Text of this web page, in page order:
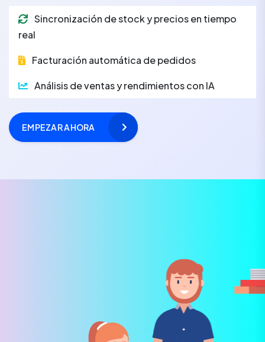
Sincronización de stock y precios en tiempo
real
Facturación automática de pedidos
Análisis de ventas y rendimientos con IA
EMPEZAR AHORA